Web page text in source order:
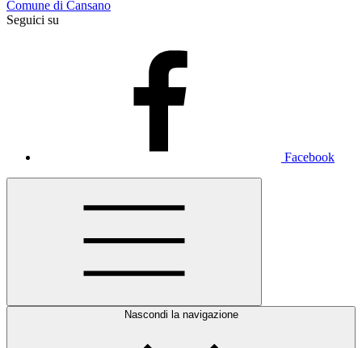
Comune di Cansano
Seguici su
Facebook
Nascondi la navigazione